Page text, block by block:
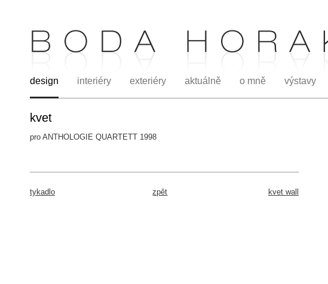
design interiéry exteriéry aktuálně o mně výstavy
kvet
pro ANTHOLOGIE QUARTETT 1998
tykadlo zpět kvet wall